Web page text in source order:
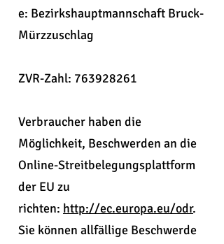
e: Bezirkshauptmannschaft Bruck-
Mürzzuschlag
ZVR-Zahl: 763928261
Verbraucher haben die
Möglichkeit, Beschwerden an die
Online-Streitbelegungsplattform
der EU zu
richten: http://ec.europa.eu/odr.
Sie können allfällige Beschwerde